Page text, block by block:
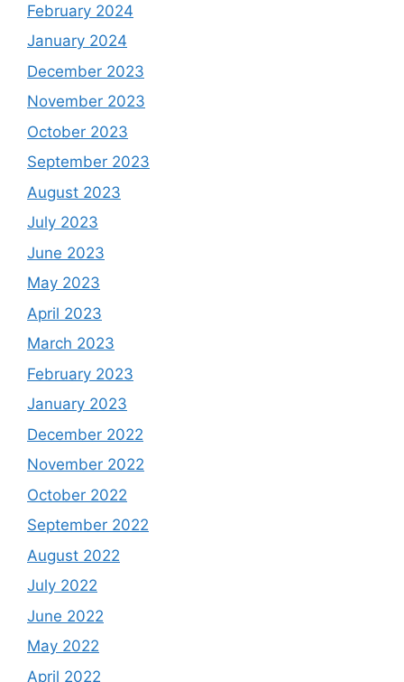
February 2024
January 2024
December 2023
November 2023
October 2023
September 2023
August 2023
July 2023
June 2023
May 2023
April 2023
March 2023
February 2023
January 2023
December 2022
November 2022
October 2022
September 2022
August 2022
July 2022
June 2022
May 2022
April 2022